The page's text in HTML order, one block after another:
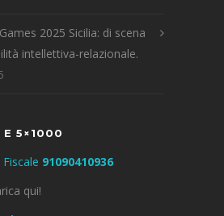
2025 Sicilia: di scena
intellettiva-relazionale.
E 5×1000
91090410936
qui!